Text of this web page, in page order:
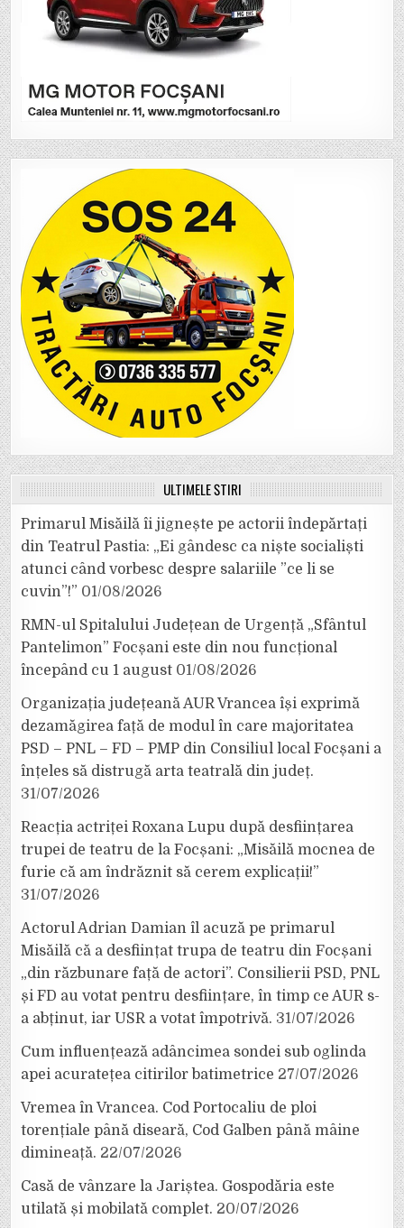
ULTIMELE ȘTIRI
Primarul Misăilă îi jignește pe actorii îndepărtați
din Teatrul Pastia: „Ei gândesc ca niște socialiști
atunci când vorbesc despre salariile ”ce li se
cuvin”!” 01/08/2026
RMN-ul Spitalului Județean de Urgență „Sfântul
Pantelimon” Focșani este din nou funcțional
începând cu 1 august 01/08/2026
Organizația județeană AUR Vrancea își exprimă
dezamăgirea față de modul în care majoritatea
PSD – PNL – FD – PMP din Consiliul local Focșani a
înțeles să distrugă arta teatrală din județ.
31/07/2026
Reacția actriței Roxana Lupu după desființarea
trupei de teatru de la Focșani: „Misăilă mocnea de
furie că am îndrăznit să cerem explicații!”
31/07/2026
Actorul Adrian Damian îl acuză pe primarul
Misăilă că a desființat trupa de teatru din Focșani
„din răzbunare față de actori”. Consilierii PSD, PNL
și FD au votat pentru desființare, în timp ce AUR s-
a abținut, iar USR a votat împotrivă. 31/07/2026
Cum influențează adâncimea sondei sub oglinda
apei acuratețea citirilor batimetrice 27/07/2026
Vremea în Vrancea. Cod Portocaliu de ploi
torențiale până diseară, Cod Galben până mâine
dimineață. 22/07/2026
Casă de vânzare la Jariștea. Gospodăria este
utilată și mobilată complet. 20/07/2026